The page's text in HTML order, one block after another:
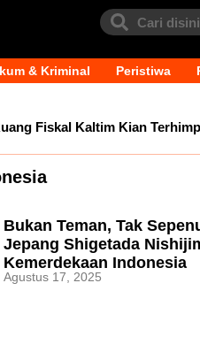
& Kriminal Peristiwa
Fiskal Kaltim Kian Terhimpit
Bukan Teman, Tak
Jepang Shigetada
Kemerdekaan Indonesia
Agustus 17, 2025